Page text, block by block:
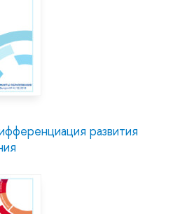
развития